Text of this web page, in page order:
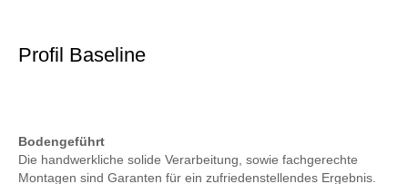
Profil Baseline
Bodengeführt
Die handwerkliche solide Verarbeitung, sowie fachgerechte
Montagen sind Garanten für ein zufriedenstellendes Ergebnis.